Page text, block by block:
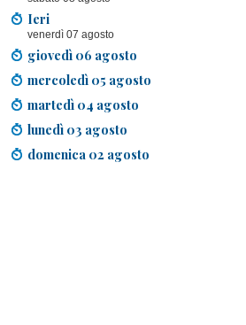
Ieri
venerdì 07 agosto
giovedì 06 agosto
mercoledì 05 agosto
martedì 04 agosto
lunedì 03 agosto
domenica 02 agosto